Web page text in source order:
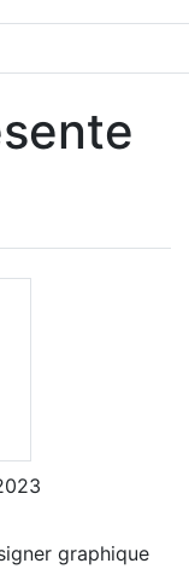
graphique